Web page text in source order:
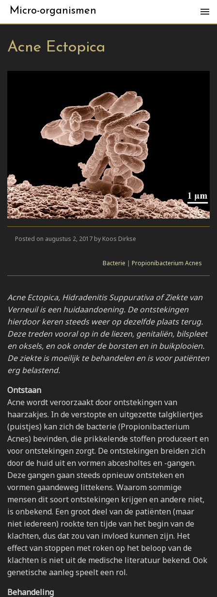
Micro-organismen
Acne Ectopica
Posted on augustus 2, 2017 by Koos Dirkse
Bacterie | Propionibacterium Acnes
Acne Ectopica, Hidradenitis Suppurativa of Ziekte van
Verneuil is een huidaandoening. De ontstekingen
hierdoor keren steeds weer op dezelfde plaats terug.
Deze treden vooral op in de liezen, genitaliën, bilspleet
en oksels, en ook onder de borsten en in buikplooien.
De ziekte is moeilijk te behandelen en is voor patiënten
erg belastend.
Ontstaan
Acne wordt veroorzaakt door ontstekingen van
haarzakjes. In de verstopte en uitgezette talgkliertjes
(puistjes) kan zich de bacterie (Propionibacterium
Acnes) bevinden, die prikkelende stoffen produceert en
voor ontstekingen zorgt. De ontstekingen breiden zich
door de huid uit en vormen abcesholtes en -gangen.
Deze gangen gaan steeds opnieuw ontsteken en
vormen gaandeweg littekens. Waarom sommige
mensen dit soort ontstekingen krijgen en andere niet,
is onbekend. Een groot deel van de patiënten (maar
niet iedereen) rookte ten tijde van het begin van de
klachten, dus dat zou van invloed kunnen zijn. Het
effect van stoppen met roken op het beloop van de
klachten is niet uit de medische literatuur bekend. Ook
genetische aanleg speelt een rol.
Behandeling